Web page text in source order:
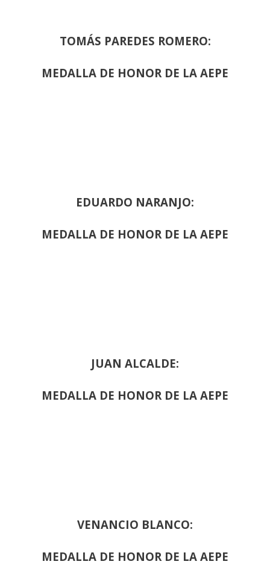
TOMÁS PAREDES ROMERO:
MEDALLA DE HONOR DE LA AEPE
EDUARDO NARANJO:
MEDALLA DE HONOR DE LA AEPE
JUAN ALCALDE:
MEDALLA DE HONOR DE LA AEPE
VENANCIO BLANCO:
MEDALLA DE HONOR DE LA AEPE